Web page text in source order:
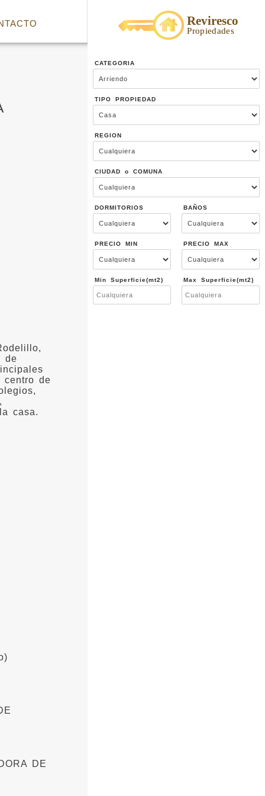
CATEGORIA
TIPO PROPIEDAD
REGION
CIUDAD o COMUNA
DORMITORIOS BAÑOS
PRECIO MIN PRECIO MAX
Min Superficie(mt2) Max Superficie(mt2)
de
de
casa.
DE